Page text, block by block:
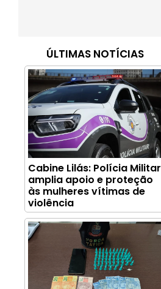
ÚLTIMAS NOTÍCIAS
Cabine Lilás: Polícia Militar
amplia apoio e proteção
às mulheres vítimas de
violência